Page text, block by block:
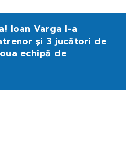
Ioan Varga l-a
și 3 jucători de
echipă de